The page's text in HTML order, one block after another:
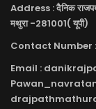
Address : दैनिक
मथुरा -281001( यूपी)
Contact Number
Email :